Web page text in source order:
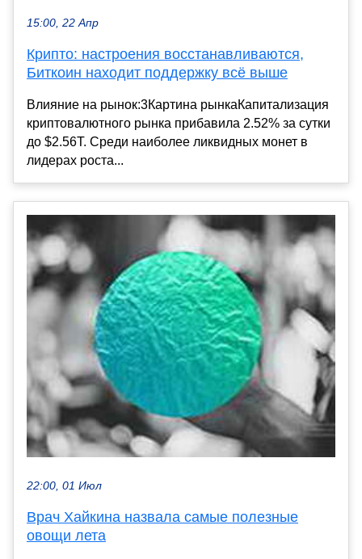
15:00, 22 Апр
Крипто: настроения восстанавливаются,
Биткоин находит поддержку всё выше
Влияние на рынок:3Картина рынкаКапитализация
криптовалютного рынка прибавила 2.52% за сутки
до $2.56T. Среди наиболее ликвидных монет в
лидерах роста...
22:00, 01 Июл
Врач Хайкина назвала самые полезные
овощи лета